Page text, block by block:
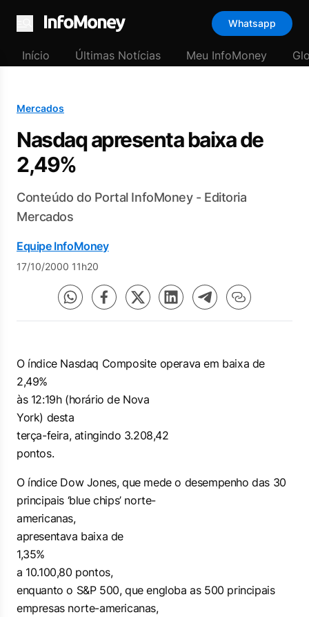
Menu
Whatsapp
Início Últimas Notícias Meu InfoMoney
Mercados
Nasdaq apresenta baixa de
2,49%
Conteúdo do Portal InfoMoney - Editoria
Mercados
Equipe InfoMoney
17/10/2000 11h20
O índice Nasdaq Composite operava em baixa de
2,49%
às 12:19h (horário de Nova
York) desta
terça-feira, atingindo 3.208,42
pontos.
O índice Dow Jones, que mede o desempenho das 30
principais ‘blue chips’ norte-
americanas,
apresentava baixa de
1,35%
a 10.100,80 pontos,
enquanto o S&P 500, que engloba as 500 principais
empresas norte-americanas,